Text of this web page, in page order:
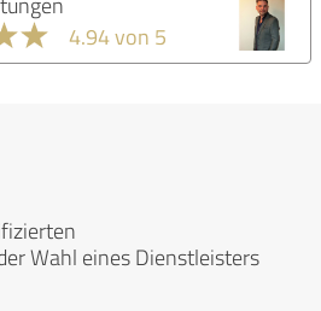
4.94 von 5
Wahl eines Dienstleisters